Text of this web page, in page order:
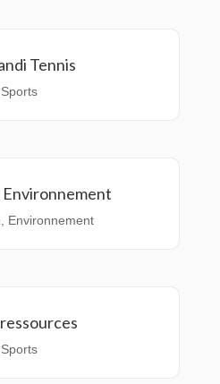
Tennis
Sports
Environnement
Sports